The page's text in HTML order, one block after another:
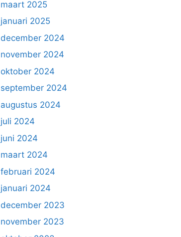
maart 2025
januari 2025
december 2024
november 2024
oktober 2024
september 2024
augustus 2024
juli 2024
juni 2024
maart 2024
februari 2024
januari 2024
december 2023
november 2023